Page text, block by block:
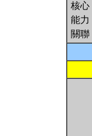
核心
能力
關聯